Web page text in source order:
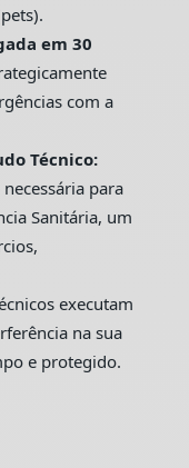
em 30
com a
Técnico:
para
Sanitária, um
executam
na sua
e protegido.